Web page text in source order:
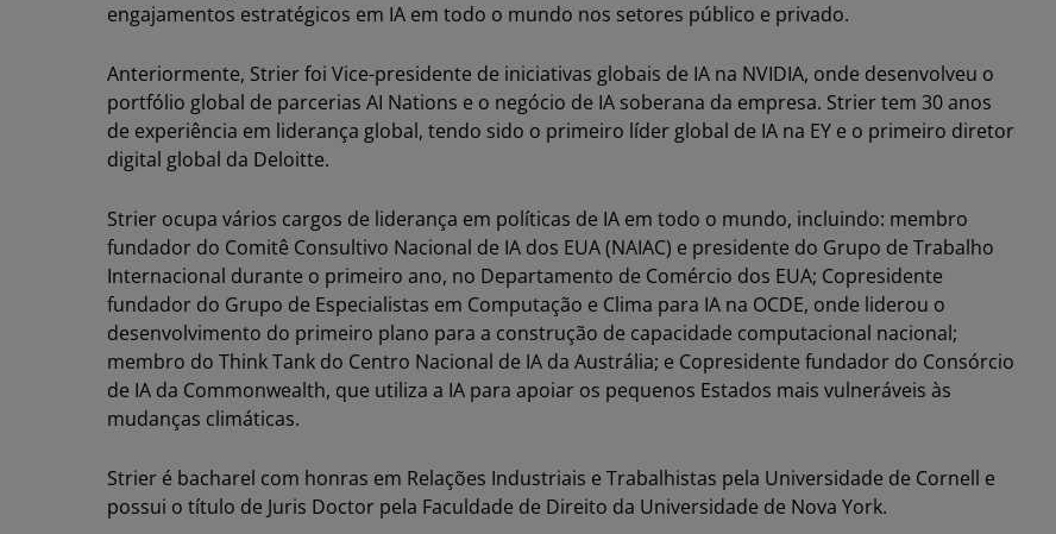
engajamentos estratégicos em IA em todo o mundo nos setores público e privado.
Anteriormente, Strier foi Vice-presidente de iniciativas globais de IA na NVIDIA, onde desenvolveu o
portfólio global de parcerias AI Nations e o negócio de IA soberana da empresa. Strier tem 30 anos
de experiência em liderança global, tendo sido o primeiro líder global de IA na EY e o primeiro diretor
digital global da Deloitte.
Strier ocupa vários cargos de liderança em políticas de IA em todo o mundo, incluindo: membro
fundador do Comitê Consultivo Nacional de IA dos EUA (NAIAC) e presidente do Grupo de Trabalho
Internacional durante o primeiro ano, no Departamento de Comércio dos EUA; Copresidente
fundador do Grupo de Especialistas em Computação e Clima para IA na OCDE, onde liderou o
desenvolvimento do primeiro plano para a construção de capacidade computacional nacional;
membro do Think Tank do Centro Nacional de IA da Austrália; e Copresidente fundador do Consórcio
de IA da Commonwealth, que utiliza a IA para apoiar os pequenos Estados mais vulneráveis às
mudanças climáticas.
Strier é bacharel com honras em Relações Industriais e Trabalhistas pela Universidade de Cornell e
possui o título de Juris Doctor pela Faculdade de Direito da Universidade de Nova York.